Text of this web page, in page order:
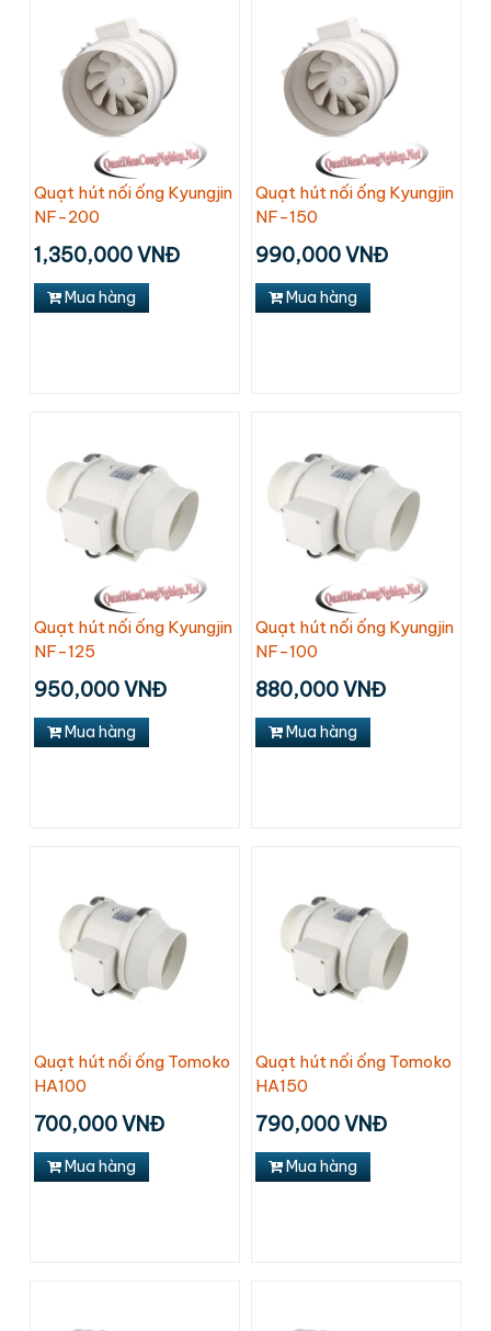
Quạt hút nối ống Kyungjin
NF-200
1,350,000 VNĐ
Mua hàng
Quạt hút nối ống Kyungjin
NF-150
990,000 VNĐ
Mua hàng
Quạt hút nối ống Kyungjin
NF-125
950,000 VNĐ
Mua hàng
Quạt hút nối ống Kyungjin
NF-100
880,000 VNĐ
Mua hàng
Quạt hút nối ống Tomoko
HA100
700,000 VNĐ
Mua hàng
Quạt hút nối ống Tomoko
HA150
790,000 VNĐ
Mua hàng